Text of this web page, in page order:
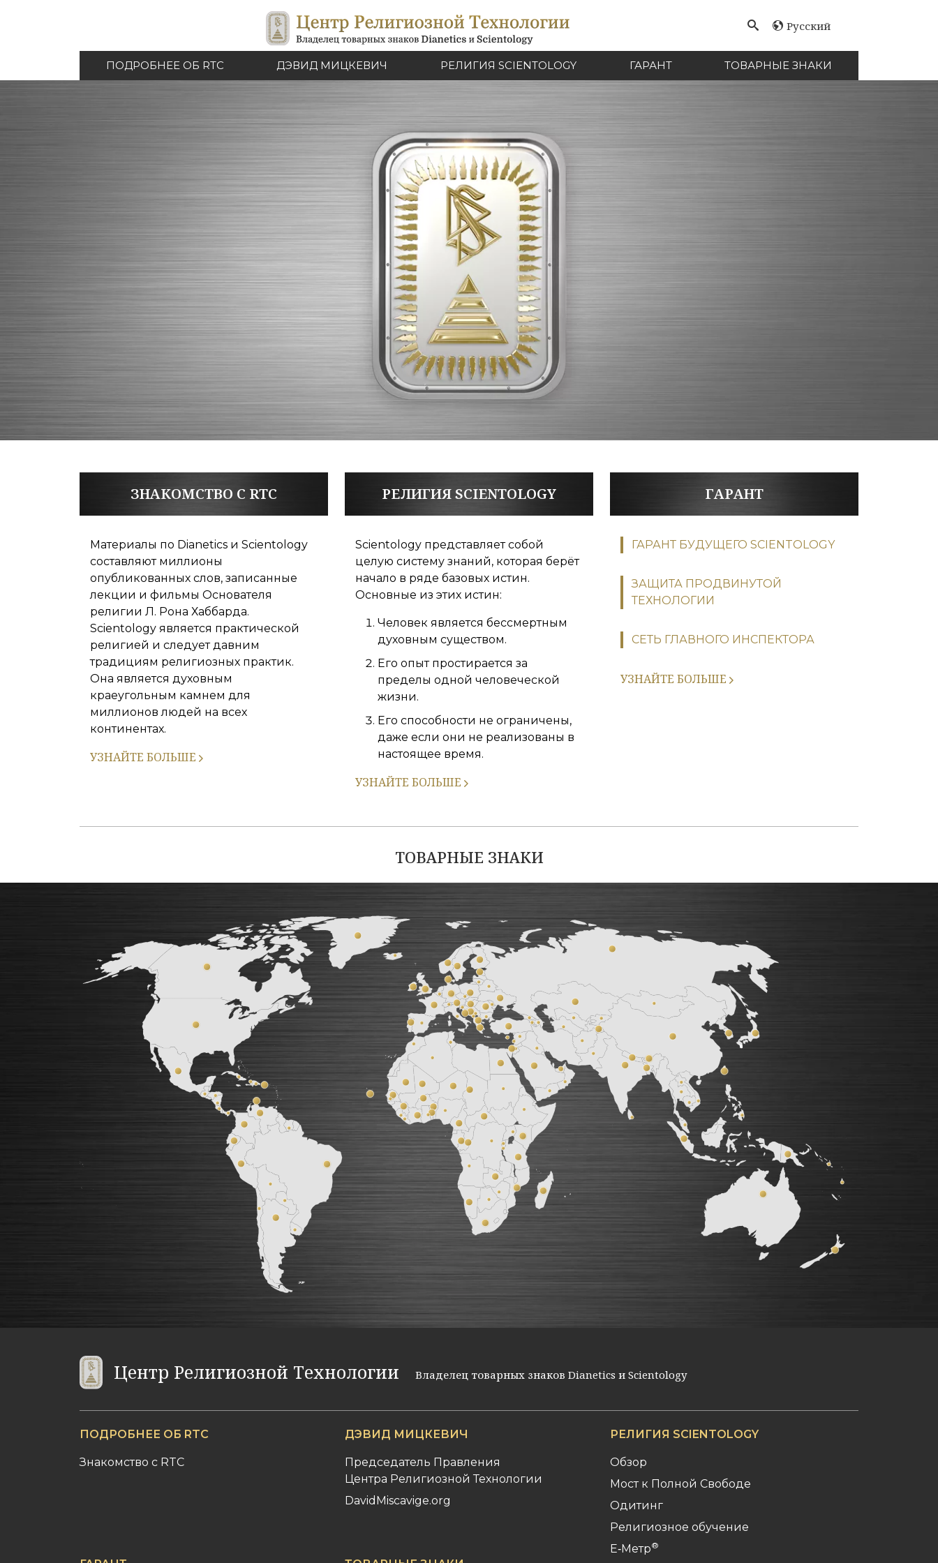
Русский
ПОДРОБНЕЕ ОБ RTC ДЭВИД МИЦКЕВИЧ РЕЛИГИЯ SCIENTOLOGY ГАРАНТ ТОВАРНЫЕ ЗНАКИ
ЗНАКОМСТВО С RTC
Материалы по Dianetics и Scientology
составляют миллионы
опубликованных слов, записанные
лекции и фильмы Основателя
религии Л. Рона Хаббарда.
Scientology является практической
религией и следует давним
традициям религиозных практик.
Она является духовным
краеугольным камнем для
миллионов людей на всех
континентах.
УЗНАЙТЕ БОЛЬШЕ
РЕЛИГИЯ SCIENTOLOGY
Scientology представляет собой
целую систему знаний, которая берёт
начало в ряде базовых истин.
Основные из этих истин:
Человек является бессмертным
духовным существом.
Его опыт простирается за
пределы одной человеческой
жизни.
Его способности не ограничены,
даже если они не реализованы в
настоящее время.
УЗНАЙТЕ БОЛЬШЕ
ГАРАНТ
ГАРАНТ БУДУЩЕГО SCIENTOLOGY
ЗАЩИТА ПРОДВИНУТОЙ
ТЕХНОЛОГИИ
СЕТЬ ГЛАВНОГО ИНСПЕКТОРА
УЗНАЙТЕ БОЛЬШЕ
ТОВАРНЫЕ ЗНАКИ
Центр Религиозной Технологии Владелец товарных знаков Dianetics и Scientology
ПОДРОБНЕЕ ОБ RTC
Знакомство c RTC
ДЭВИД МИЦКЕВИЧ
Председатель Правления
Центра Религиозной Технологии
DavidMiscavige.org
РЕЛИГИЯ SCIENTOLOGY
Обзор
Мост к Полной Свободе
Одитинг
Религиозное обучение
Е‑Метр®